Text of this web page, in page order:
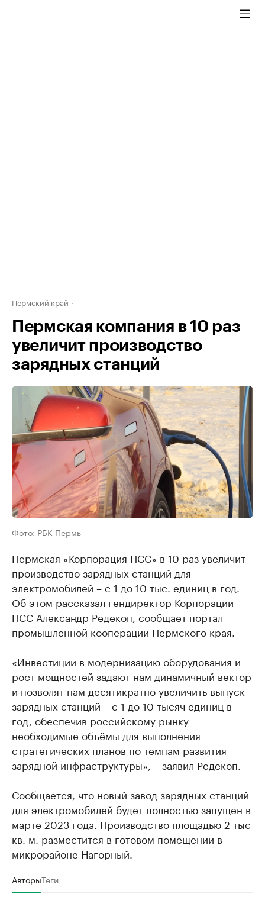
Пермский край
Пермская компания в 10 раз
увеличит производство
зарядных станций
Фото: РБК Пермь
Пермская «Корпорация ПСС» в 10 раз увеличит
производство зарядных станций для
электромобилей – с 1 до 10 тыс. единиц в год.
Об этом рассказал гендиректор Корпорации
ПСС Александр Редекоп, сообщает портал
промышленной кооперации Пермского края.
«Инвестиции в модернизацию оборудования и
рост мощностей задают нам динамичный вектор
и позволят нам десятикратно увеличить выпуск
зарядных станций – с 1 до 10 тысяч единиц в
год, обеспечив российскому рынку
необходимые объёмы для выполнения
стратегических планов по темпам развития
зарядной инфраструктуры», – заявил Редекоп.
Сообщается, что новый завод зарядных станций
для электромобилей будет полностью запущен в
марте 2023 года. Производство площадью 2 тыс
кв. м. разместится в готовом помещении в
микрорайоне Нагорный.
АвторыТеги